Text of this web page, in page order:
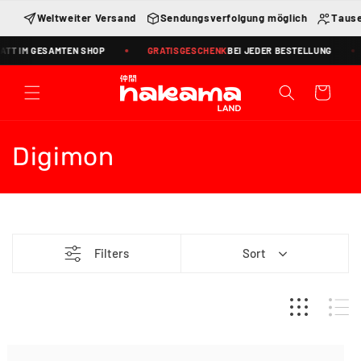
zumWeltweiter Versand Sendungsverfolgung möglich
IM GESAMTEN SHOP GRATISGESCHENKBEI JEDER BESTELLUNG
Warenkorb
K
a
Digimon
Filters Sort